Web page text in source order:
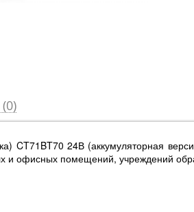
CT71BT70 24В (аккумуляторная
и офисных помещений, учреждений